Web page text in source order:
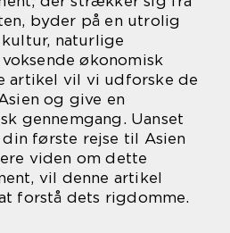
byder på en utrolig
naturlige
økonomisk
artikel vil vi udforske de
og give en
gennemgang. Uanset
første rejse til Asien
viden om dette
vil denne artikel
forstå dets rigdomme.